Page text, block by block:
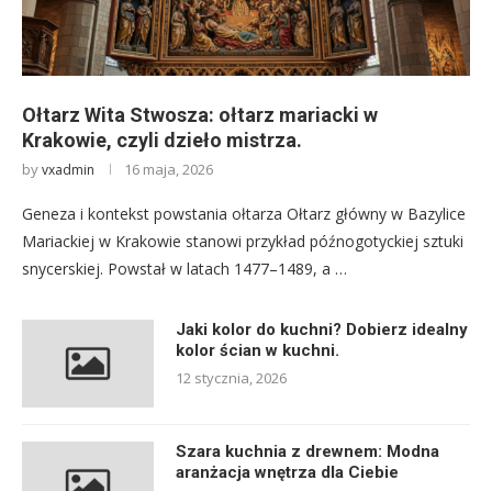
Ołtarz Wita Stwosza: ołtarz mariacki w
Krakowie, czyli dzieło mistrza.
byvxadmin 16 maja, 2026
Geneza i kontekst powstania ołtarza Ołtarz główny w Bazylice
Mariackiej w Krakowie stanowi przykład późnogotyckiej sztuki
snycerskiej. Powstał w latach 1477–1489, a …
Jaki kolor do kuchni? Dobierz idealny
kolor ścian w kuchni.
12 stycznia, 2026
Szara kuchnia z drewnem: Modna
aranżacja wnętrza dla Ciebie